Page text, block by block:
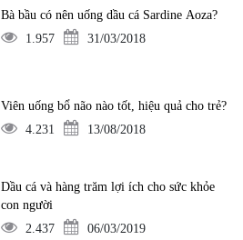
Bà bầu có nên uống dầu cá Sardine Aoza?
1.957
31/03/2018
Viên uống bổ não nào tốt, hiệu quả cho trẻ?
4.231
13/08/2018
Dầu cá và hàng trăm lợi ích cho sức khỏe
con người
2.437
06/03/2019